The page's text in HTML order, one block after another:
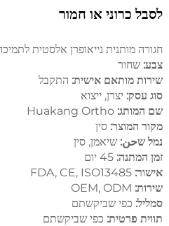
לסבל כרוני או חמור
חגורה מותנית נייאופרן אלסטית
צבע: שחור
שירות מותאם אישית: התקבל
סוג עסק: יצרן, ייצוא
שם המותג: Huakang Ortho
מקור המוצר: סין
נמל שحن: שיאמן, סין
זמן המתנה: 45 יום
אישור: FDA, CE, ISO13485
שירות: OEM, ODM
סמליל: כפי שביקשתם
תווית פרטית: כפי שביקשתם